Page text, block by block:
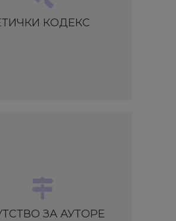
КОДЕКС
ЗА АУТОРЕ